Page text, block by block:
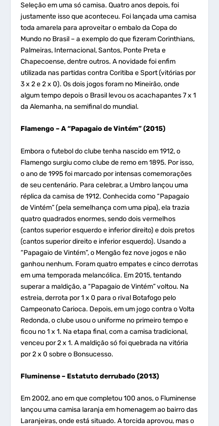
Seleção em uma só camisa. Quatro anos depois, foi
justamente isso que aconteceu. Foi lançada uma camisa
toda amarela para aproveitar o embalo da Copa do
Mundo no Brasil – a exemplo do que fizeram Corinthians,
Palmeiras, Internacional, Santos, Ponte Preta e
Chapecoense, dentre outros. A novidade foi enfim
utilizada nas partidas contra Coritiba e Sport (vitórias por
3 x 2 e 2 x 0). Os dois jogos foram no Mineirão, onde
algum tempo depois o Brasil levou os acachapantes 7 x 1
da Alemanha, na semifinal do mundial.
Flamengo – A “Papagaio de Vintém” (2015)
Embora o futebol do clube tenha nascido em 1912, o
Flamengo surgiu como clube de remo em 1895. Por isso,
o ano de 1995 foi marcado por intensas comemorações
de seu centenário. Para celebrar, a Umbro lançou uma
réplica da camisa de 1912. Conhecida como “Papagaio
de Vintém” (pela semelhança com uma pipa), ela trazia
quatro quadrados enormes, sendo dois vermelhos
(cantos superior esquerdo e inferior direito) e dois pretos
(cantos superior direito e inferior esquerdo). Usando a
“Papagaio de Vintém”, o Mengão fez nove jogos e não
ganhou nenhum. Foram quatro empates e cinco derrotas
em uma temporada melancólica. Em 2015, tentando
superar a maldição, a “Papagaio de Vintém” voltou. Na
estreia, derrota por 1 x 0 para o rival Botafogo pelo
Campeonato Carioca. Depois, em um jogo contra o Volta
Redonda, o clube usou o uniforme no primeiro tempo e
ficou no 1 x 1. Na etapa final, com a camisa tradicional,
venceu por 2 x 1. A maldição só foi quebrada na vitória
por 2 x 0 sobre o Bonsucesso.
Fluminense – Estatuto derrubado (2013)
Em 2002, ano em que completou 100 anos, o Fluminense
lançou uma camisa laranja em homenagem ao bairro das
Laranjeiras, onde está situado. A torcida aprovou, mas o